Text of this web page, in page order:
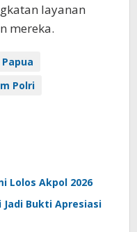
layanan
mereka.
Polri
Lolos Akpol 2026
Bukti Apresiasi